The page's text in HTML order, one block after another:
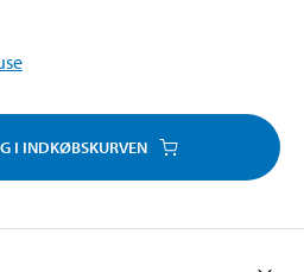
I INDKØBSKURVEN